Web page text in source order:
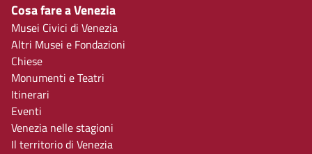
Cosa fare a Venezia
Musei Civici di Venezia
Altri Musei e Fondazioni
Chiese
Monumenti e Teatri
Itinerari
Eventi
Venezia nelle stagioni
Il territorio di Venezia